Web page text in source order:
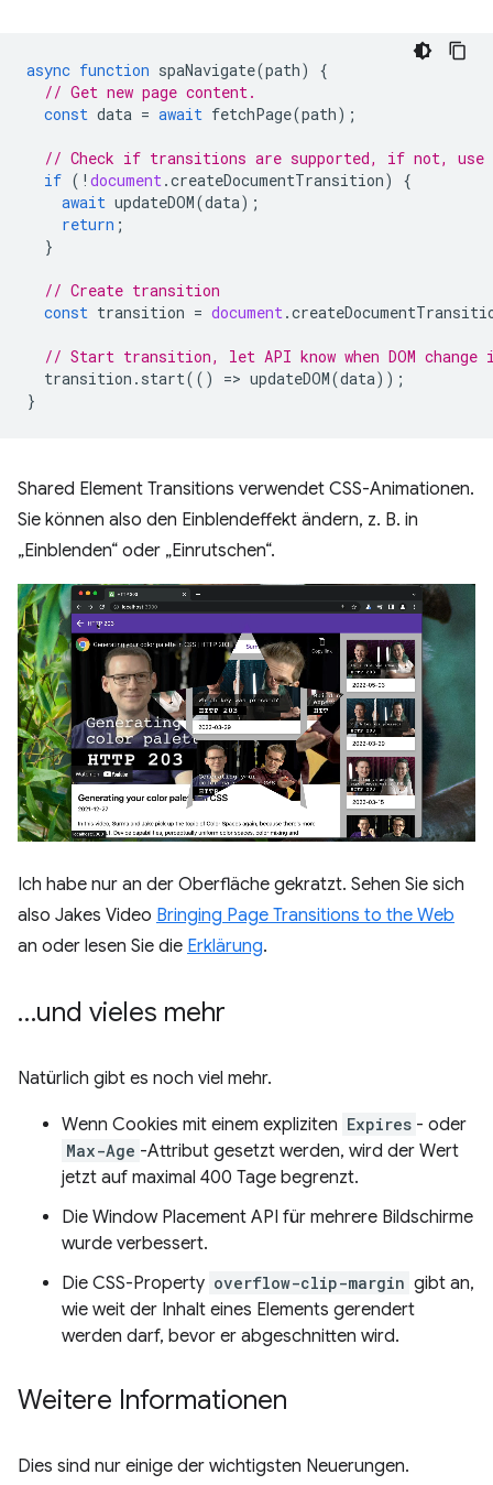
async function spaNavigate(path)
{
// Get new page content.
const data = await fetchPage(path);
// Check if transitions are supported, if not, use
if ( ! document.createDocumentTransition)
{
await updateDOM(data);
return ;
}
// Create transition
const transition = document.
// Start transition, let API know when DOM change
transition . start(() => updateDOM(data));
}
Shared Element Transitions verwendet CSS-Animationen.
Sie können also den Einblendeffekt ändern, z. B. in
„Einblenden“ oder „Einrutschen“.
Ich habe nur an der Oberfläche gekratzt. Sehen Sie sich
also Jakes Video Bringing Page Transitions to the Web
an oder lesen Sie die Erklärung.
…und vieles mehr
Natürlich gibt es noch viel mehr.
Wenn Cookies mit einem expliziten Expires - oder
Max-Age -Attribut gesetzt werden, wird der Wert
jetzt auf maximal 400 Tage begrenzt.
Die Window Placement API für mehrere Bildschirme
wurde verbessert.
Die CSS-Property overflow-clip-margin gibt an,
wie weit der Inhalt eines Elements gerendert
werden darf, bevor er abgeschnitten wird.
Weitere Informationen
Dies sind nur einige der wichtigsten Neuerungen.